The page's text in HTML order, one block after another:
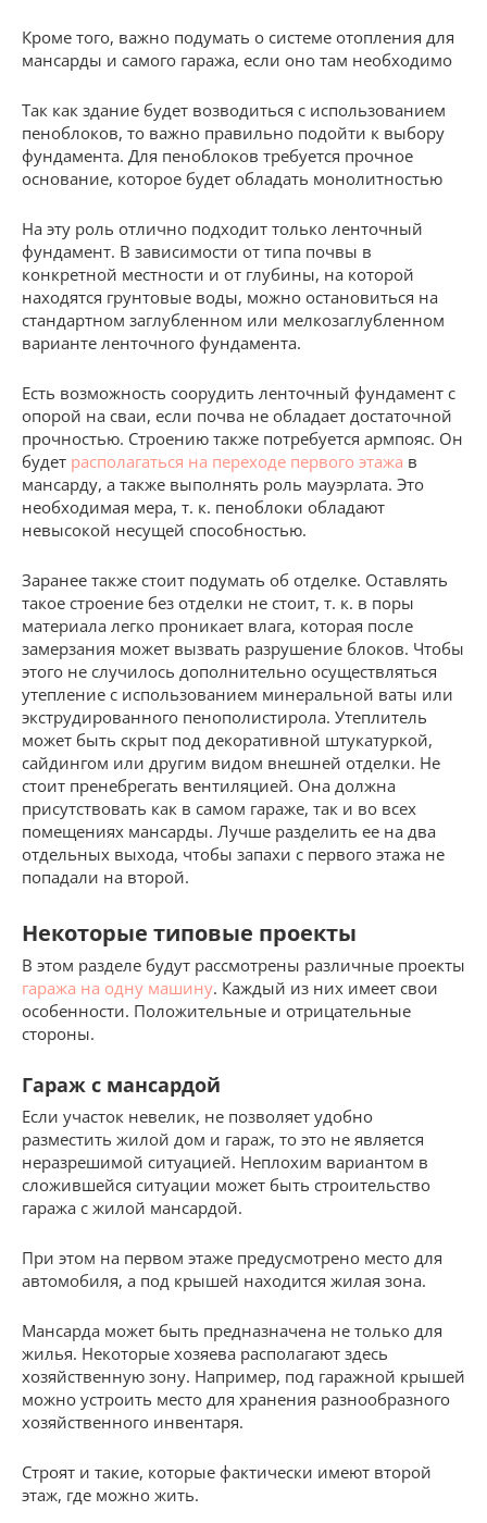
Кроме того, важно подумать о системе отопления для
мансарды и самого гаража, если оно там необходимо
Так как здание будет возводиться с использованием
пеноблоков, то важно правильно подойти к выбору
фундамента. Для пеноблоков требуется прочное
основание, которое будет обладать монолитностью
На эту роль отлично подходит только ленточный
фундамент. В зависимости от типа почвы в
конкретной местности и от глубины, на которой
находятся грунтовые воды, можно остановиться на
стандартном заглубленном или мелкозаглубленном
варианте ленточного фундамента.
Есть возможность соорудить ленточный фундамент с
опорой на сваи, если почва не обладает достаточной
прочностью. Строению также потребуется армпояс. Он
будет располагаться на переходе первого этажа в
мансарду, а также выполнять роль мауэрлата. Это
необходимая мера, т. к. пеноблоки обладают
невысокой несущей способностью.
Заранее также стоит подумать об отделке. Оставлять
такое строение без отделки не стоит, т. к. в поры
материала легко проникает влага, которая после
замерзания может вызвать разрушение блоков. Чтобы
этого не случилось дополнительно осуществляться
утепление с использованием минеральной ваты или
экструдированного пенополистирола. Утеплитель
может быть скрыт под декоративной штукатуркой,
сайдингом или другим видом внешней отделки. Не
стоит пренебрегать вентиляцией. Она должна
присутствовать как в самом гараже, так и во всех
помещениях мансарды. Лучше разделить ее на два
отдельных выхода, чтобы запахи с первого этажа не
попадали на второй.
Некоторые типовые проекты
В этом разделе будут рассмотрены различные проекты
гаража на одну машину. Каждый из них имеет свои
особенности. Положительные и отрицательные
стороны.
Гараж с мансардой
Если участок невелик, не позволяет удобно
разместить жилой дом и гараж, то это не является
неразрешимой ситуацией. Неплохим вариантом в
сложившейся ситуации может быть строительство
гаража с жилой мансардой.
При этом на первом этаже предусмотрено место для
автомобиля, а под крышей находится жилая зона.
Мансарда может быть предназначена не только для
жилья. Некоторые хозяева располагают здесь
хозяйственную зону. Например, под гаражной крышей
можно устроить место для хранения разнообразного
хозяйственного инвентаря.
Строят и такие, которые фактически имеют второй
этаж, где можно жить.